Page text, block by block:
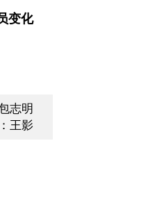
变化
志明
王影